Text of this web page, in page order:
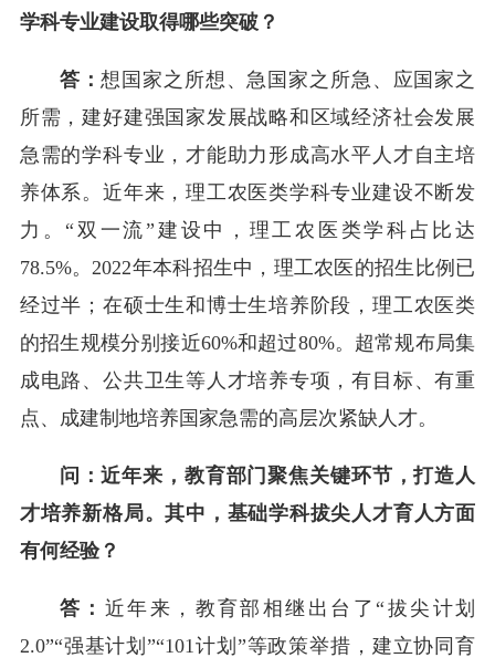
学科专业建设取得哪些突破？
答：想国家之所想、急国家之所急、应国家之
所需，建好建强国家发展战略和区域经济社会发展
急需的学科专业，才能助力形成高水平人才自主培
养体系。近年来，理工农医类学科专业建设不断发
力。“双一流”建设中，理工农医类学科占比达
78.5%。2022年本科招生中，理工农医的招生比例已
经过半；在硕士生和博士生培养阶段，理工农医类
的招生规模分别接近60%和超过80%。超常规布局集
成电路、公共卫生等人才培养专项，有目标、有重
点、成建制地培养国家急需的高层次紧缺人才。
问：近年来，教育部门聚焦关键环节，打造人
才培养新格局。其中，基础学科拔尖人才育人方面
有何经验？
答： 近年来，教育部相继出台了“拔尖计划
2.0”“强基计划”“101计划”等政策举措，建立协同育